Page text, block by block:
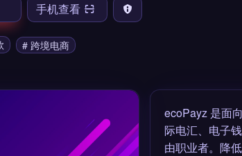
手机查看
# 跨境电商
ecoPayz 是面向
际电汇、电子
由职业者。降